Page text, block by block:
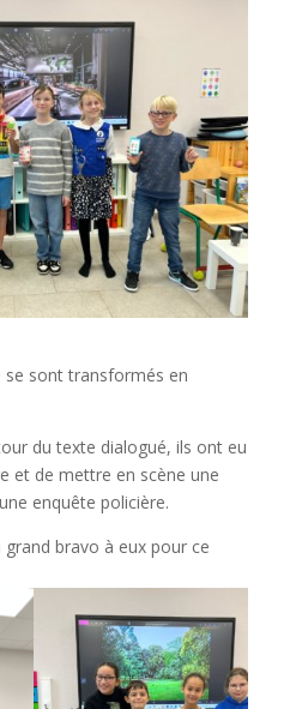
se sont transformés en
du texte dialogué, ils ont eu
et de mettre en scène une
enquête policière.
bravo à eux pour ce